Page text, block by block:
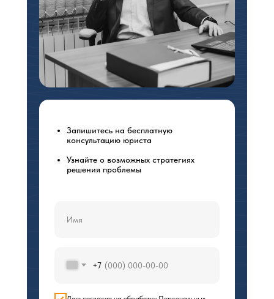
+7
Запишитесь на бесплатную
консультацию юриста
Узнайте о возможных стратегиях
решения проблемы